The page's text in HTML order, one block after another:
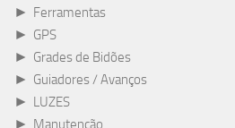
► Ferramentas
► GPS
► Grades de Bidões
► Guiadores / Avanços
► LUZES
► Manutenção